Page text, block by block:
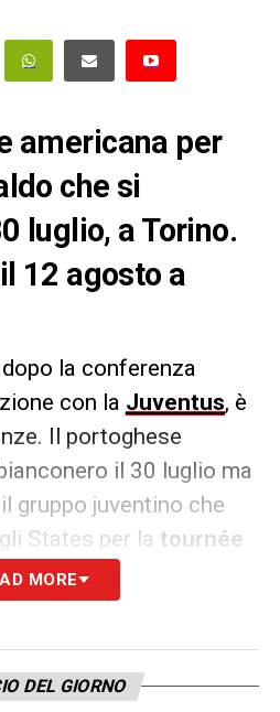
americana per
che si
luglio, a Torino.
12 agosto a
dopo la conferenza
con la Juventus, è
Il portoghese
il 30 luglio ma
gruppo juventino che
States per la tournée
in campo
e affronteranno
proprio il Real Madrid.
MORE
DEL GIORNO